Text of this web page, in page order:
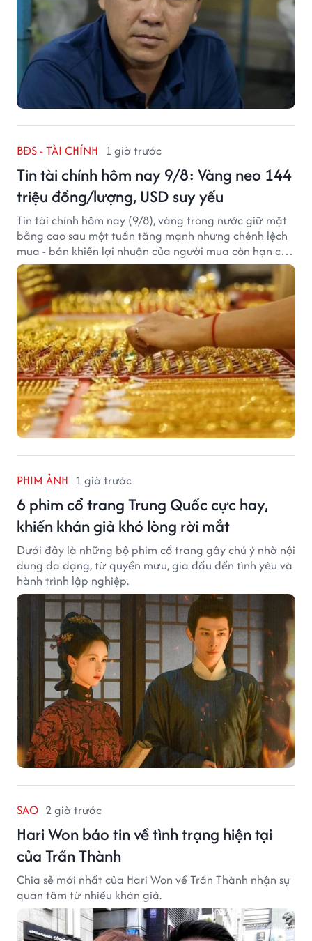
BĐS - TÀI CHÍNH 1 giờ trước
Tin tài chính hôm nay 9/8: Vàng neo 144
triệu đồng/lượng, USD suy yếu
Tin tài chính hôm nay (9/8), vàng trong nước giữ mặt
bằng cao sau một tuần tăng mạnh nhưng chênh lệch
mua - bán khiến lợi nhuận của người mua còn hạn chế,
trong khi USD chịu sức ép sau dữ liệu việc làm Mỹ gây
thất vọng.
PHIM ẢNH 1 giờ trước
6 phim cổ trang Trung Quốc cực hay,
khiến khán giả khó lòng rời mắt
Dưới đây là những bộ phim cổ trang gây chú ý nhờ nội
dung đa dạng, từ quyền mưu, gia đấu đến tình yêu và
hành trình lập nghiệp.
SAO 2 giờ trước
Hari Won báo tin về tình trạng hiện tại
của Trấn Thành
Chia sẻ mới nhất của Hari Won về Trấn Thành nhận sự
quan tâm từ nhiều khán giả.